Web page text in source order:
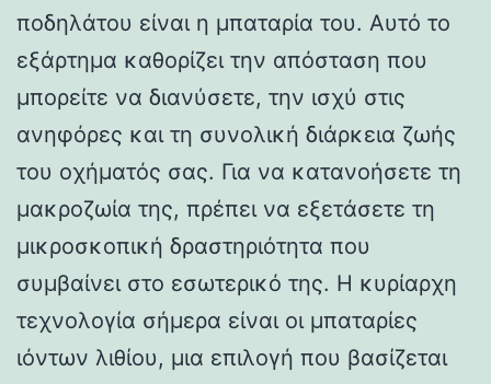
ποδηλάτου είναι η μπαταρία του. Αυτό το
εξάρτημα καθορίζει την απόσταση που
μπορείτε να διανύσετε, την ισχύ στις
ανηφόρες και τη συνολική διάρκεια ζωής
του οχήματός σας. Για να κατανοήσετε τη
μακροζωία της, πρέπει να εξετάσετε τη
μικροσκοπική δραστηριότητα που
συμβαίνει στο εσωτερικό της. Η κυρίαρχη
τεχνολογία σήμερα είναι οι μπαταρίες
ιόντων λιθίου, μια επιλογή που βασίζεται